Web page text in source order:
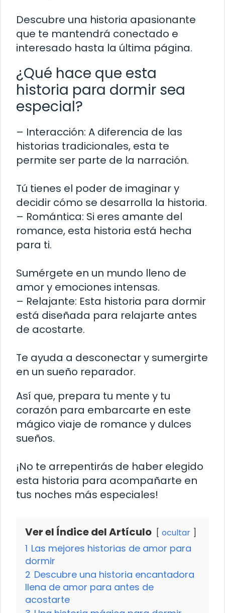
Descubre una historia apasionante
que te mantendrá conectado e
interesado hasta la última página.
¿Qué hace que esta
historia para dormir sea
especial?
– Interacción: A diferencia de las
historias tradicionales, esta te
permite ser parte de la narración.
Tú tienes el poder de imaginar y
decidir cómo se desarrolla la historia.
– Romántica: Si eres amante del
romance, esta historia está hecha
para ti.
Sumérgete en un mundo lleno de
amor y emociones intensas.
– Relajante: Esta historia para dormir
está diseñada para relajarte antes
de acostarte.
Te ayuda a desconectar y sumergirte
en un sueño reparador.
Así que, prepara tu mente y tu
corazón para embarcarte en este
mágico viaje de romance y dulces
sueños.
¡No te arrepentirás de haber elegido
esta historia para acompañarte en
tus noches más especiales!
Ver el Índice del Artículo ocultar
1 Las mejores historias de amor para
dormir
2 Descubre una historia encantadora
llena de amor para antes de
acostarte